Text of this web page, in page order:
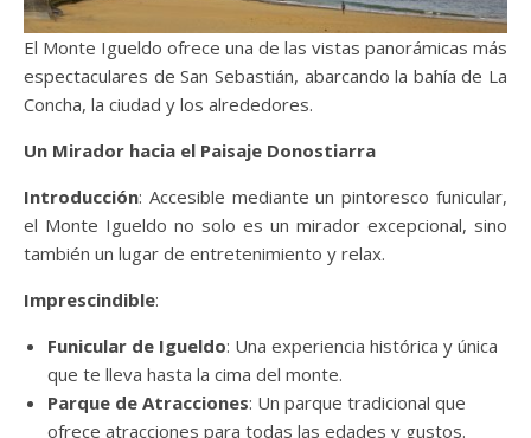
El Monte Igueldo ofrece una de las vistas panorámicas más
espectaculares de San Sebastián, abarcando la bahía de La
Concha, la ciudad y los alrededores.
Un Mirador hacia el Paisaje Donostiarra
Introducción: Accesible mediante un pintoresco funicular,
el Monte Igueldo no solo es un mirador excepcional, sino
también un lugar de entretenimiento y relax.
Imprescindible:
Funicular de Igueldo: Una experiencia histórica y única
que te lleva hasta la cima del monte.
Parque de Atracciones: Un parque tradicional que
ofrece atracciones para todas las edades y gustos.